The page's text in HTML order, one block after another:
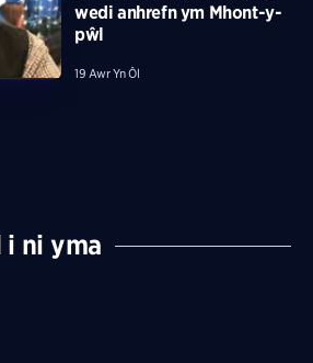
wedi anhrefn ym Mhont-y-
pŵl
19 Awr Yn Ôl
i ni yma